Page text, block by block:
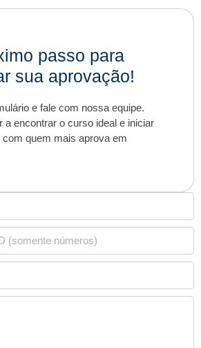
passo para
sua aprovação!
e fale com nossa equipe.
a encontrar o curso ideal e iniciar
quem mais aprova em